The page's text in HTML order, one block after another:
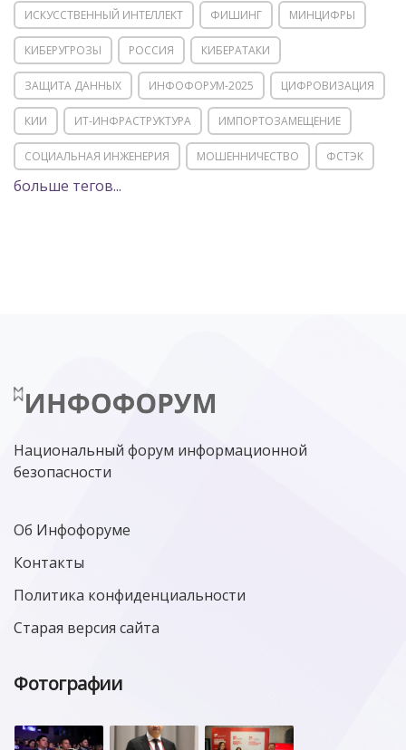
ИСКУССТВЕННЫЙ ИНТЕЛЛЕКТ ФИШИНГ МИНЦИФРЫ
КИБЕРУГРОЗЫ РОССИЯ КИБЕРАТАКИ
ЗАЩИТА ДАННЫХ ИНФОФОРУМ-2025 ЦИФРОВИЗАЦИЯ
КИИ ИТ-ИНФРАСТРУКТУРА ИМПОРТОЗАМЕЩЕНИЕ
СОЦИАЛЬНАЯ ИНЖЕНЕРИЯ МОШЕННИЧЕСТВО ФСТЭК
POSITIVE TECHNOLOGIES
МИНЦИФРЫ РОССИИ NGFW
больше тегов...
Национальный форум информационной
безопасности
Об Инфофоруме
Контакты
Политика конфиденциальности
Старая версия сайта
Фотографии